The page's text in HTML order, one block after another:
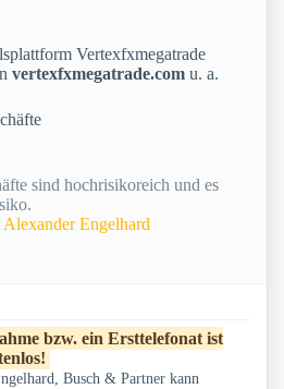
Vertexfxmegatrade
vertexfxmegatrade.com u. a.
sind hochrisikoreich und es
Alexander Engelhard
bzw. ein Ersttelefonat ist
Busch & Partner kann